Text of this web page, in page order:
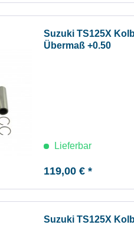
Suzuki TS125X
Übermaß +0.50
Lieferbar
119,00 € *
Suzuki TS125X